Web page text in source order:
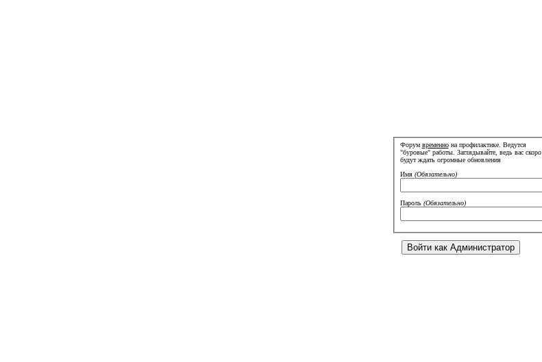
Форум временнона профилактике. Ведутся
"буровые" работы. Заглядывайте, ведь вас скоро
будут ждать огромные обновления
Имя (Обязательно)
Пароль (Обязательно)